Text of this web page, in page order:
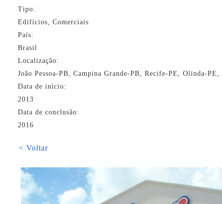
Tipo:
Edifícios, Comerciais
País:
Brasil
Localização:
João Pessoa-PB, Campina Grande-PB, Recife-PE, Olinda-
Data de início:
2013
Data de conclusão:
2016
< Voltar